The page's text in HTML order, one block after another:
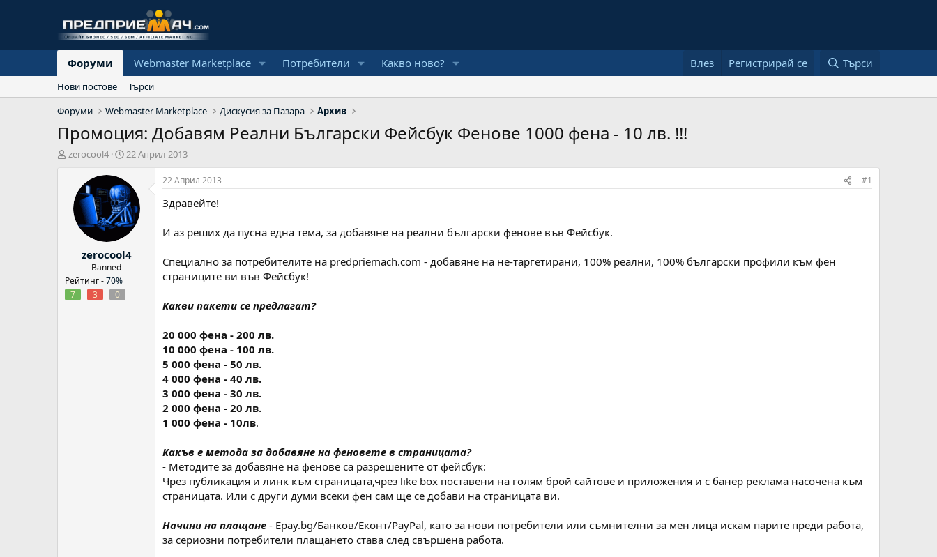
Форуми Webmaster Marketplace Потребители Какво ново? Влез Регистрирай се Търси
Нови постове
Търси
Форуми
Webmaster Marketplace Дискусия за Пазара Архив
Промоция: Добавям Реални Български Фейсбук Фенове 1000 фена - 10 лв. !!!
А
zerocool4
Н
ч
а
л
н
а
а
22 Април 2013
zerocool4
Banned
Рейтинг -70%
7
3 0
22 Април 2013 #1
Здравейте!
И аз реших да пусна една тема, за добавяне на реални български фенове във Фейсбук.
Специално за потребителите на predpriemach.com - добавяне на не-таргетирани, 100% реални, 100% български профили към фен
страниците ви във Фейсбук!
Какви пакети се предлагат?
20 000 фена - 200 лв.
10 000 фена - 100 лв.
5 000 фена - 50 лв.
4 000 фена - 40 лв.
3 000 фена - 30 лв.
2 000 фена - 20 лв.
1 000 фена - 10лв.
Какъв е метода за добавяне на феновете в страницата?
- Методите за добавяне на фенове са разрешените от фейсбук:
Чрез публикация и линк към страницата,чрез like box поставени на голям брой сайтове и приложения и с банер реклама насочена към
страницата. Или с други думи всеки фен сам ще се добави на страницата ви.
Начини на плащане - Epay.bg/Банков/Еконт/PayPal, като за нови потребители или съмнителни за мен лица искам парите преди работа,
за сериозни потребители плащането става след свършена работа.